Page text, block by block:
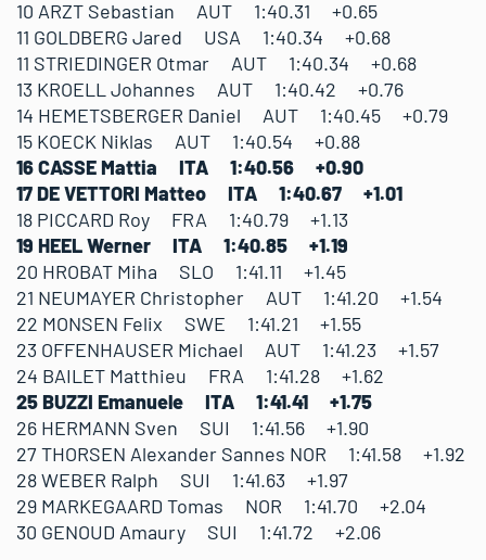
10 ARZT Sebastian AUT 1:40.31 +0.65
11 GOLDBERG Jared USA 1:40.34 +0.68
11 STRIEDINGER Otmar AUT 1:40.34 +0.68
13 KROELL Johannes AUT 1:40.42 +0.76
14 HEMETSBERGER Daniel AUT 1:40.45 +0.79
15 KOECK Niklas AUT 1:40.54 +0.88
16 CASSE Mattia ITA 1:40.56 +0.90
17 DE VETTORI Matteo ITA 1:40.67 +1.01
18 PICCARD Roy FRA 1:40.79 +1.13
19 HEEL Werner ITA 1:40.85 +1.19
20 HROBAT Miha SLO 1:41.11 +1.45
21 NEUMAYER Christopher AUT 1:41.20 +1.54
22 MONSEN Felix SWE 1:41.21 +1.55
23 OFFENHAUSER Michael AUT 1:41.23 +1.57
24 BAILET Matthieu FRA 1:41.28 +1.62
25 BUZZI Emanuele ITA 1:41.41 +1.75
26 HERMANN Sven SUI 1:41.56 +1.90
27 THORSEN Alexander Sannes NOR 1:41.58 +1.92
28 WEBER Ralph SUI 1:41.63 +1.97
29 MARKEGAARD Tomas NOR 1:41.70 +2.04
30 GENOUD Amaury SUI 1:41.72 +2.06